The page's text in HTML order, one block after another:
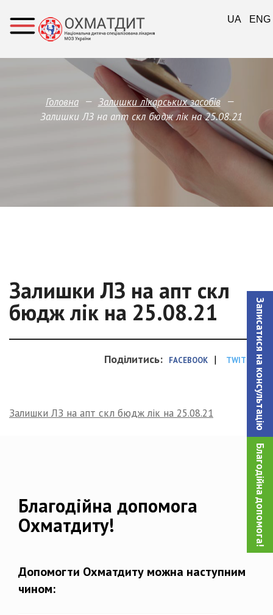
Записатися на консультацiю
Благодійна допомога!
Головна — Залишки лікарських засобів —
Залишки ЛЗ на апт скл бюдж лік на 25.08.21
Залишки ЛЗ на апт скл
бюдж лік на 25.08.21
Поділитись: FACEBOOK | TWITTER
Залишки ЛЗ на апт скл бюдж лік на 25.08.21
Благодійна допомога
Охматдиту!
Допомогти Охматдиту можна наступним
чином:
UA ENG